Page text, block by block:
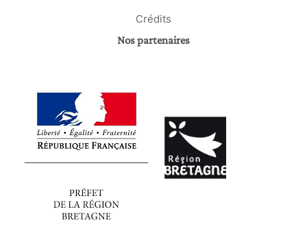
Crédits
Nos partenaires